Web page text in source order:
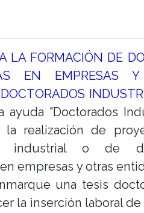
LA FORMACIÓN DE
EN EMPRESAS Y
ayuda "Doctorados
la realización de
industrial o de
empresas y otras
una tesis
la inserción laboral